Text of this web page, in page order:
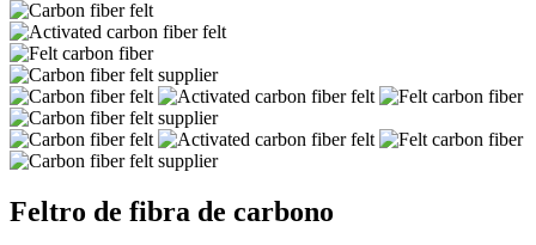
Feltro de fibra de carbono